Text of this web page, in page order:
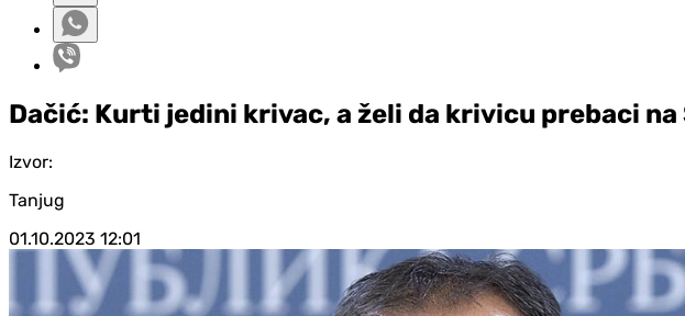
Dačić: Kurti jedini krivac, a želi da krivicu prebaci na
Izvor:
Tanjug
01.10.2023 12:01